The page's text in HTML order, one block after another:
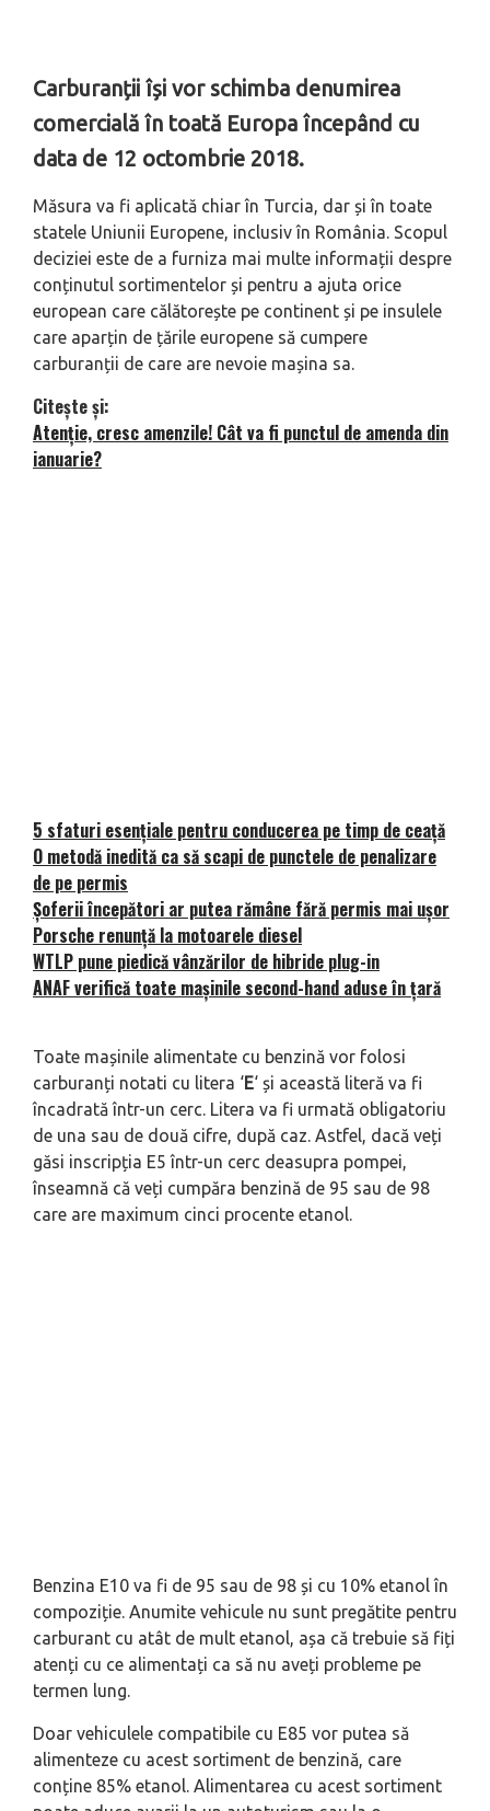
Carburanții își vor schimba denumirea
comercială în toată Europa începând cu
data de 12 octombrie 2018.
Măsura va fi aplicată chiar în Turcia, dar și în toate
statele Uniunii Europene, inclusiv în România. Scopul
deciziei este de a furniza mai multe informații despre
conținutul sortimentelor și pentru a ajuta orice
european care călătorește pe continent și pe insulele
care aparțin de țările europene să cumpere
carburanții de care are nevoie mașina sa.
Citește și:
Atenție, cresc amenzile! Cât va fi punctul de amenda din
ianuarie?
5 sfaturi esențiale pentru conducerea pe timp de ceață
O metodă inedită ca să scapi de punctele de penalizare
de pe permis
Șoferii începători ar putea rămâne fără permis mai ușor
Porsche renunță la motoarele diesel
WTLP pune piedică vânzărilor de hibride plug-in
ANAF verifică toate mașinile second-hand aduse în țară
Toate mașinile alimentate cu benzină vor folosi
carburanți notati cu litera ‘E‘ și această literă va fi
încadrată într-un cerc. Litera va fi urmată obligatoriu
de una sau de două cifre, după caz. Astfel, dacă veți
găsi inscripția E5 într-un cerc deasupra pompei,
înseamnă că veți cumpăra benzină de 95 sau de 98
care are maximum cinci procente etanol.
Benzina E10 va fi de 95 sau de 98 și cu 10% etanol în
compoziție. Anumite vehicule nu sunt pregătite pentru
carburant cu atât de mult etanol, așa că trebuie să fiți
atenți cu ce alimentați ca să nu aveți probleme pe
termen lung.
Doar vehiculele compatibile cu E85 vor putea să
alimenteze cu acest sortiment de benzină, care
conține 85% etanol. Alimentarea cu acest sortiment